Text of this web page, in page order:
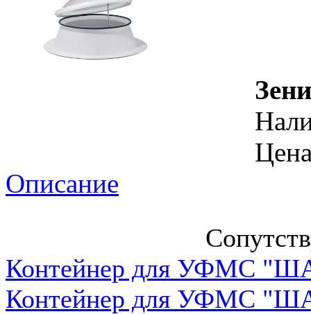
Описание
Контейнер для УФМС
Контейнер для УФМС